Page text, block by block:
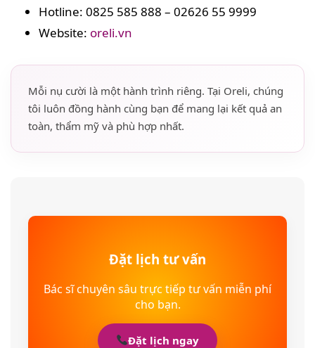
Hotline: 0825 585 888 – 02626 55 9999
Website: oreli.vn
Mỗi nụ cười là một hành trình riêng. Tại Oreli, chúng
tôi luôn đồng hành cùng bạn để mang lại kết quả an
toàn, thẩm mỹ và phù hợp nhất.
Đặt lịch tư vấn
Bác sĩ chuyên sâu trực tiếp tư vấn miễn phí
cho bạn.
Đặt lịch ngay